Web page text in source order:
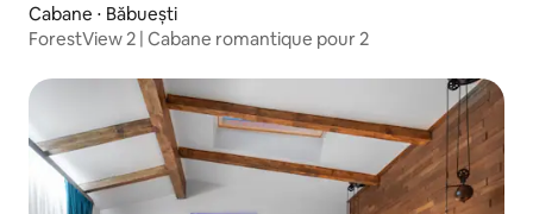
Cabane ⋅ Băbuești
ForestView 2 | Cabane romantique pour 2